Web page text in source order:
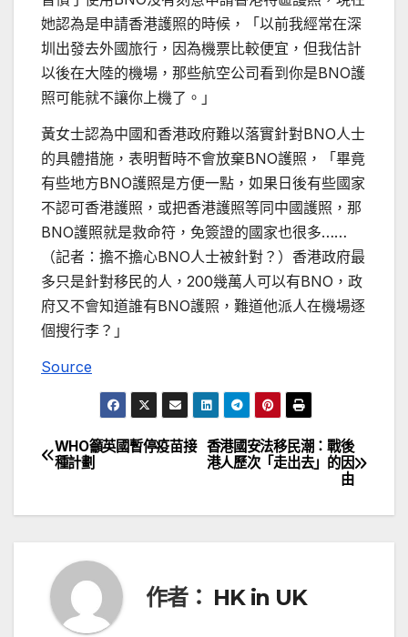
她認為是申請香港護照的時候，「以前我經常在深
圳出發去外國旅行，因為機票比較便宜，但我估計
以後在大陸的機場，那些航空公司看到你是BNO護
照可能就不讓你上機了。」
黃女士認為中國和香港政府難以落實針對BNO人士
的具體措施，表明暫時不會放棄BNO護照，「畢竟
有些地方BNO護照是方便一點，如果日後有些國家
不認可香港護照，或把香港護照等同中國護照，那
BNO護照就是救命符，免簽證的國家也很多……
（記者：擔不擔心BNO人士被針對？）香港政府最
多只是針對移民的人，200幾萬人可以有BNO，政
府又不會知道誰有BNO護照，難道他派人在機場逐
個搜行李？」
Source
文
覽
香港國安法移民潮：戰後
港人歷次「走出去」的因
由
WHO籲英國暫停疫苗接
種計劃
作者： HK in UK